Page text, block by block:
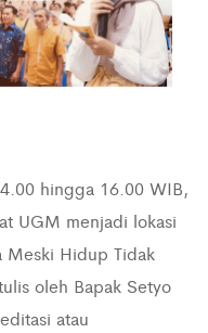
hingga 16.00 WIB,
UGM menjadi lokasi
Meski Hidup Tidak
oleh Bapak Setyo
atau